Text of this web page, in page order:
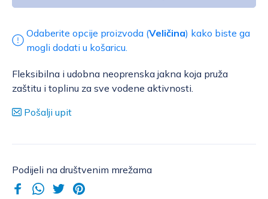
Odaberite opcije proizvoda (Veličina) kako biste ga
mogli dodati u košaricu.
Fleksibilna i udobna neoprenska jakna koja pruža
zaštitu i toplinu za sve vodene aktivnosti.
Pošalji upit
Podijeli na društvenim mrežama